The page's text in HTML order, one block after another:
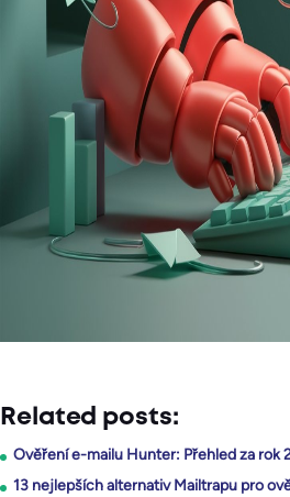
Related posts:
Ověření e-mailu Hunter: Přehled za rok
13 nejlepších alternativ Mailtrapu pro